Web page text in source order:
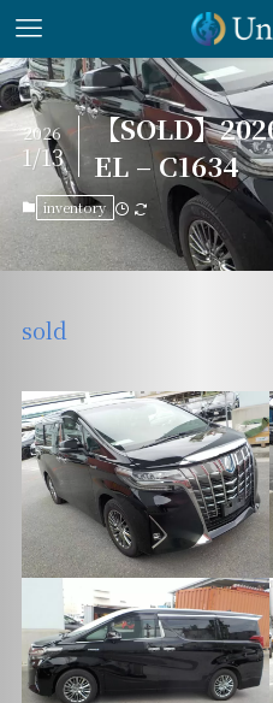
【SOLD】
EL – C1634
2026
1/13
inventory
sold